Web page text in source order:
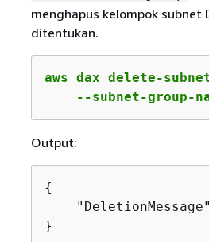
menghapus kelompok subnet
ditentukan.
aws dax delete-
--subnet-group-
Output:
{
}